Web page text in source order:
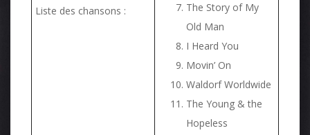
Liste des chansons :
The Story of My
Old Man
I Heard You
Movin’ On
Waldorf Worldwide
The Young & the
Hopeless